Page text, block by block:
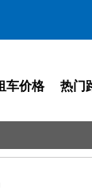
车价格 热门